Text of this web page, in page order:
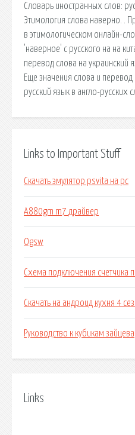
Словарь иностранных слов:
Этимология слова наверно. .
в этимологическом онлайн-
'наверное' с русского на на
перевод слова на украинский
Еще значения слова и перевод
русский язык в англо-русских
Links to Important Stuff
Скачать эмулятор psvita на pc
A880gm m7 драйвер
Ogsw
Схема подключения счетчика
Скачать на андроид кухня 4
Руководство к кубикам зайцева
Links